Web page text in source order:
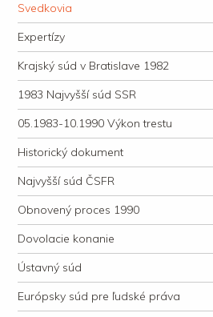
Svedkovia
Expertízy
Krajský súd v Bratislave 1982
1983 Najvyšší súd SSR
05.1983-10.1990 Výkon trestu
Historický dokument
Najvyšší súd ČSFR
Obnovený proces 1990
Dovolacie konanie
Ústavný súd
Európsky súd pre ľudské práva